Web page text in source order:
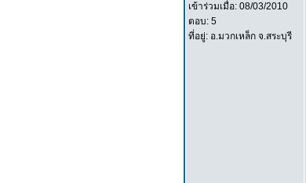
เข้าร่วมเมื่อ: 08/03/2010
ตอบ: 5
ที่อยู่: อ.มวกเหล็ก จ.สระบุรี